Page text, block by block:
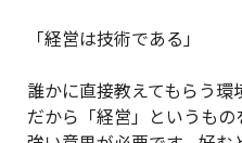
「経営は技術である」
誰かに直接教えてもらう環
だから「経営」というも